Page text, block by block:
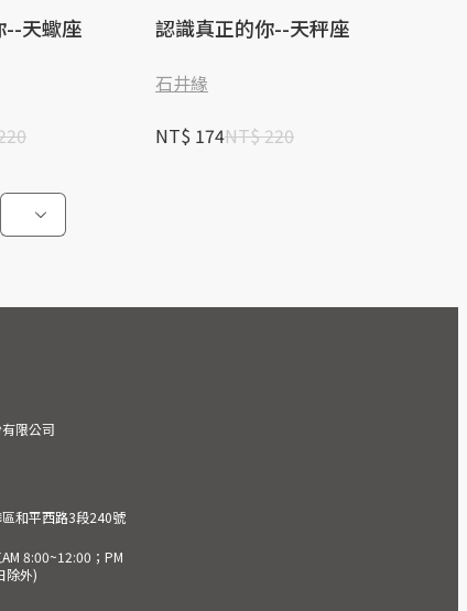
--天蠍座 認識真正的你--天秤座
石井緣
NT$ 174NT$ 220
限公司
和平西路3段240號
8:00~12:00；PM
除外)